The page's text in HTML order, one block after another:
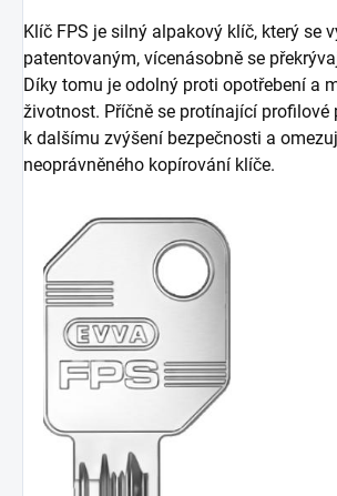
Klíč FPS je silný alpakový klíč, který se
patentovaným, vícenásobně se
Díky tomu je odolný proti opotřebení a
životnost. Příčně se protínající profilové
k dalšímu zvýšení bezpečnosti a
neoprávněného kopírování klíče.